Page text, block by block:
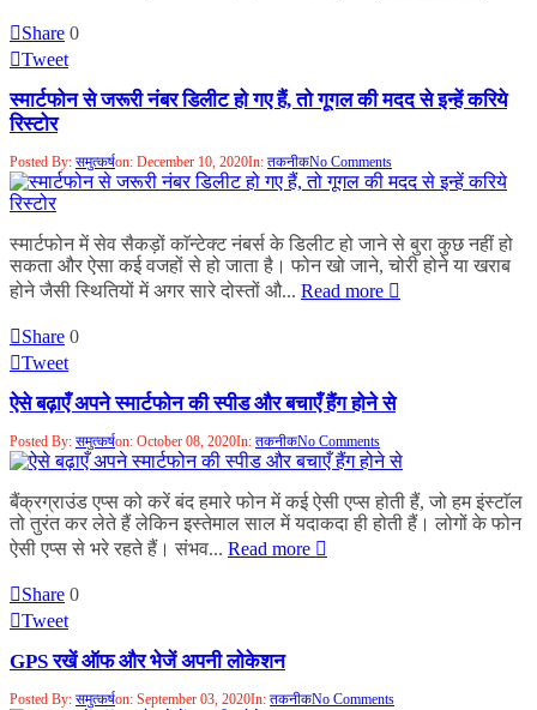
Share 0
Tweet
स्मार्टफोन से जरूरी नंबर डिलीट हो गए हैं, तो गूगल की मदद से इन्हें करिये
रिस्टोर
Posted By: समुत्कर्षon: December 10, 2020In: तकनीकNo Comments
स्मार्टफोन में सेव सैकड़ों काॅन्टेक्ट नंबर्स के डिलीट हो जाने से बुरा कुछ नहीं हो
सकता और ऐसा कई वजहों से हो जाता है। फोन खो जाने, चोरी होने या खराब
होने जैसी स्थितियों में अगर सारे दोस्तों औ... Read more
Share 0
Tweet
ऐसे बढ़ाएँ अपने स्मार्टफोन की स्पीड और बचाएँ हैंग होने से
Posted By: समुत्कर्षon: October 08, 2020In: तकनीकNo Comments
बैंक्रग्राउंड एप्स को करें बंद हमारे फोन में कई ऐसी एप्स होती हैं, जो हम इंस्टाॅल
तो तुरंत कर लेते हैं लेकिन इस्तेमाल साल में यदाकदा ही होती हैं। लोगों के फोन
ऐसी एप्स से भरे रहते हैं। संभव... Read more
Share 0
Tweet
GPS रखें ऑफ और भेजें अपनी लोकेशन
Posted By: समुत्कर्षon: September 03, 2020In: तकनीकNo Comments